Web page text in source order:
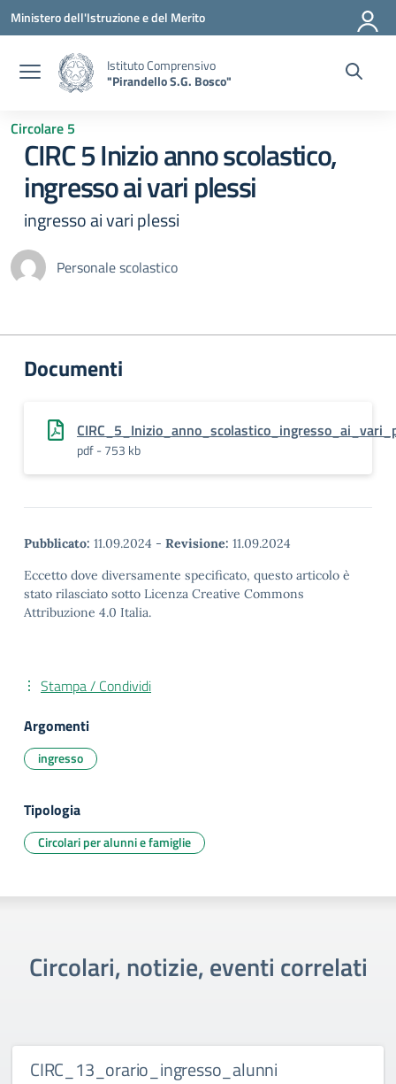
Vai ai contenuti
Vai al menu di navigazione
Vai al footer
Ministero dell'Istruzione e del Merito
Istituto Comprensivo
"Pirandello S.G. Bosco"
Circolare 5
CIRC 5 Inizio anno scolastico,
ingresso ai vari plessi
ingresso ai vari plessi
Personale scolastico
Documenti
pdf - 753 kb
Pubblicato: 11.09.2024 - Revisione: 11.09.2024
Eccetto dove diversamente specificato, questo articolo è
stato rilasciato sotto Licenza Creative Commons
Attribuzione 4.0 Italia.
Stampa / Condividi
Argomenti
ingresso
Tipologia
Circolari per alunni e famiglie
Circolari, notizie, eventi correlati
CIRC_13_orario_ingresso_alunni